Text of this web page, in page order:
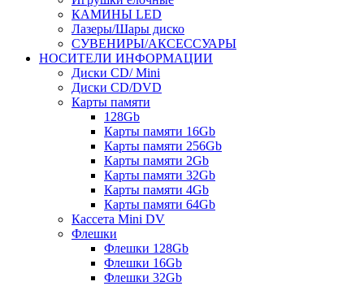
КАМИНЫ LED
Лазеры/Шары диско
СУВЕНИРЫ/АКСЕССУАРЫ
НОСИТЕЛИ ИНФОРМАЦИИ
Диски CD/ Mini
Диски CD/DVD
Карты памяти
128Gb
Карты памяти 16Gb
Карты памяти 256Gb
Карты памяти 2Gb
Карты памяти 32Gb
Карты памяти 4Gb
Карты памяти 64Gb
Кассета Mini DV
Флешки
Флешки 128Gb
Флешки 16Gb
Флешки 32Gb